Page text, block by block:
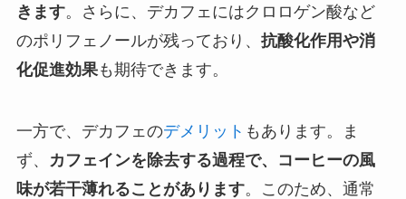
きます。さらに、デカフェにはクロロゲン酸など
のポリフェノールが残っており、 抗酸化作用や消
化促進効果も期待できます。
一方で、デカフェのデメリット もあります。ま
ず、
カフェインを除去する過程で、コーヒーの風
味が若干薄れることがあります。このため、通常